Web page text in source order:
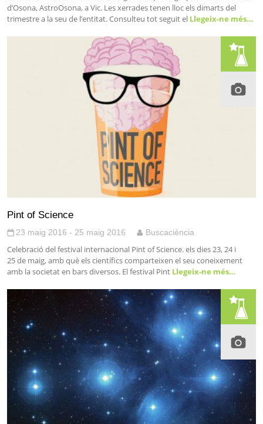
d’Osona, AstroOsona, a Vic. Les xerrades tenen lloc els dimarts del
trimestre a la seu de l’entitat. Consulteu tot seguit el Llegeix-ne més…
Pint of Science
23 maig 2016 - 25 maig 2016 Buscaciència
Celebració del festival internacional Pint of Science. els dies 23, 24 i
25 de maig, amb què els científics comparteixen el seu coneixement
amb la societat en bars diversos. El festival Pint Llegeix-ne més…